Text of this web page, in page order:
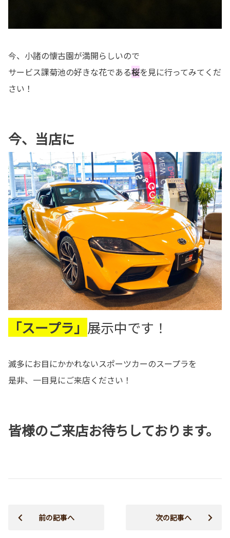
今、小諸の懐古園が満開らしいので
サービス課菊池の好きな花である桜を見に行ってみてくだ
さい！
今、当店に
「スープラ」 展示中です！
滅多にお目にかかれないスポーツカーのスープラを
是非、一目見にご来店ください！
皆様のご来店お待ちしております。
前の記事へ 次の記事へ